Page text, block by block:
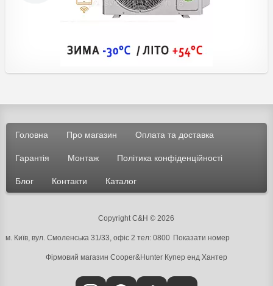
Головна Про магазин Оплата та доставка
Гарантія Монтаж Політика конфіденційності
Блог Контакти Каталог
Copyright C&H © 2026
м. Київ, вул. Смоленська 31/33, офіс 2 тел: 0800 Показати номер
Фірмовий магазин Cooper&Hunter Купер енд Хантер